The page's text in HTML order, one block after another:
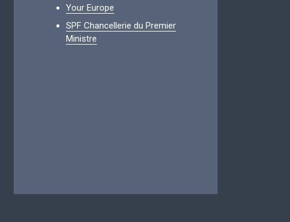
Your Europe
SPF Chancellerie du Premier
Ministre